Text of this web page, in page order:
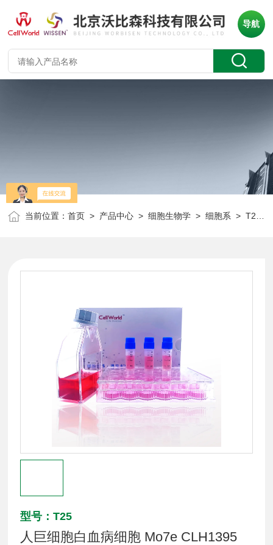
导航
当前位置：首页 > 产品中心 >细胞生物学 >细胞系 > T25人巨细胞白血病细胞 Mo7e CLH1395
型号：T25
人巨细胞白血病细胞 Mo7e CLH1395